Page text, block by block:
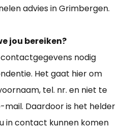
advies in Grimbergen.
jou bereiken?
nodig
Het gaat hier om
tel. nr. en niet te
mail. Daardoor is het helder
in contact kunnen komen